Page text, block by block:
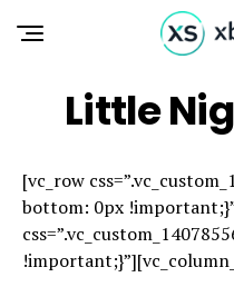
Little
[vc_row
bottom: 0px